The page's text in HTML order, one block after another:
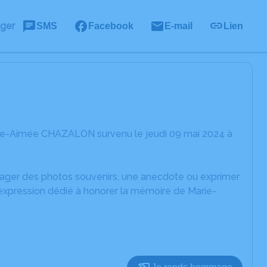
SMS Facebook E-mail Lien
Aimée CHAZALON survenu le jeudi 09 mai 2024 à
des photos souvenirs, une anecdote ou exprimer
dédié à honorer la mémoire de Marie-